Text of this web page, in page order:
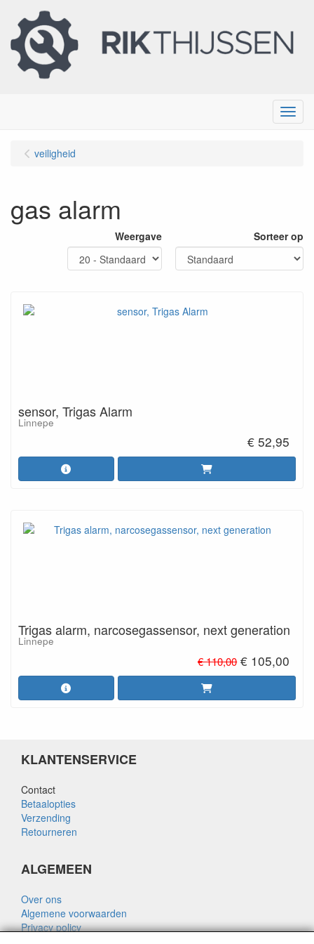
Menu
veiligheid
gas alarm
Weergave Sorteer op
sensor, Trigas Alarm
Linnepe
€ 52,95
Trigas alarm, narcosegassensor, next generation
Linnepe
€ 110,00 € 105,00
KLANTENSERVICE
Contact
Betaalopties
Verzending
Retourneren
ALGEMEEN
Over ons
Algemene voorwaarden
Privacy policy